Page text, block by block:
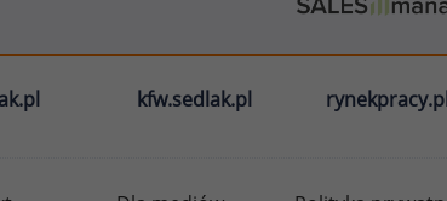
kfw.sedlak.pl rynekpracy.pl